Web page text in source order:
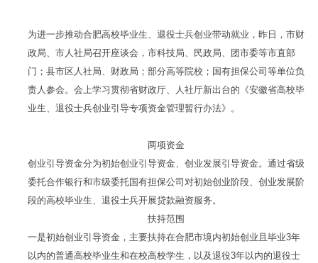
为进一步推动合肥高校毕业生、退役士兵创业带动就业，昨日，市财
政局、市人社局召开座谈会，市科技局、民政局、团市委等市直部
门；县市区人社局、财政局；部分高等院校；国有担保公司等单位负
责人参会。会上学习贯彻省财政厅、人社厅新出台的《安徽省高校毕
业生、退役士兵创业引导专项资金管理暂行办法》。
两项资金
创业引导资金分为初始创业引导资金、创业发展引导资金。通过省级
委托合作银行和市级委托国有担保公司对初始创业阶段、创业发展阶
段的高校毕业生、退役士兵开展贷款融资服务。
扶持范围
一是初始创业引导资金，主要扶持在合肥市境内初始创业且毕业3年
以内的普通高校毕业生和在校高校学生，以及退役3年以内的退役士